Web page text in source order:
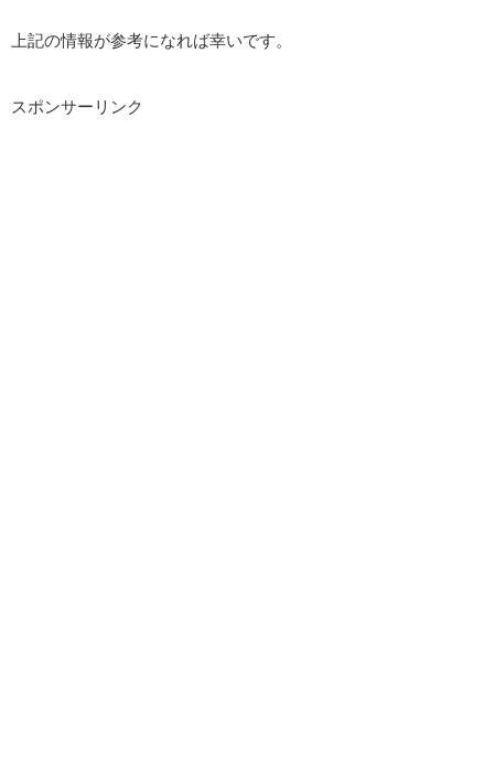
上記の情報が参考になれば幸いです。
スポンサーリンク